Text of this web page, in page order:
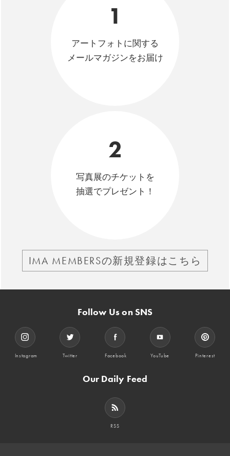
1
アートフォトに関する
メールマガジンをお届け
2
写真展のチケットを
抽選でプレゼント！
IMA MEMBERSの新規登録はこちら
Follow Us on SNS
Instagram Twitter Facebook YouTube Pinterest
Our Daily Feed
RSS